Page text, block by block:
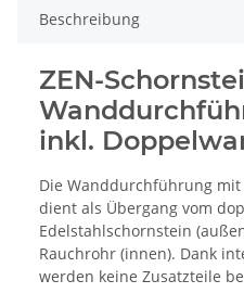
Beschreibung
ZEN-
inkl.
Die Wanddurchführung
dient als Übergang vom
Edelstahlschornstein
Rauchrohr (innen). Dank
werden keine Zusatzteile